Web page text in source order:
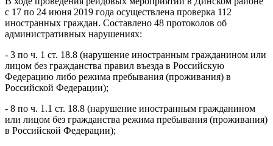
с 17 по 24 июня 2019 года осуществлена проверка 112
иностранных граждан. Составлено 48 протоколов об
административных нарушениях:
- 3 по ч. 1 ст. 18.8 (нарушение иностранным гражданином или
лицом без гражданства правил въезда в Российскую
Федерацию либо режима пребывания (проживания) в
Российской Федерации);
- 8 по ч. 1.1 ст. 18.8 (нарушение иностранным гражданином
или лицом без гражданства режима пребывания (проживания)
в Российской Федерации);